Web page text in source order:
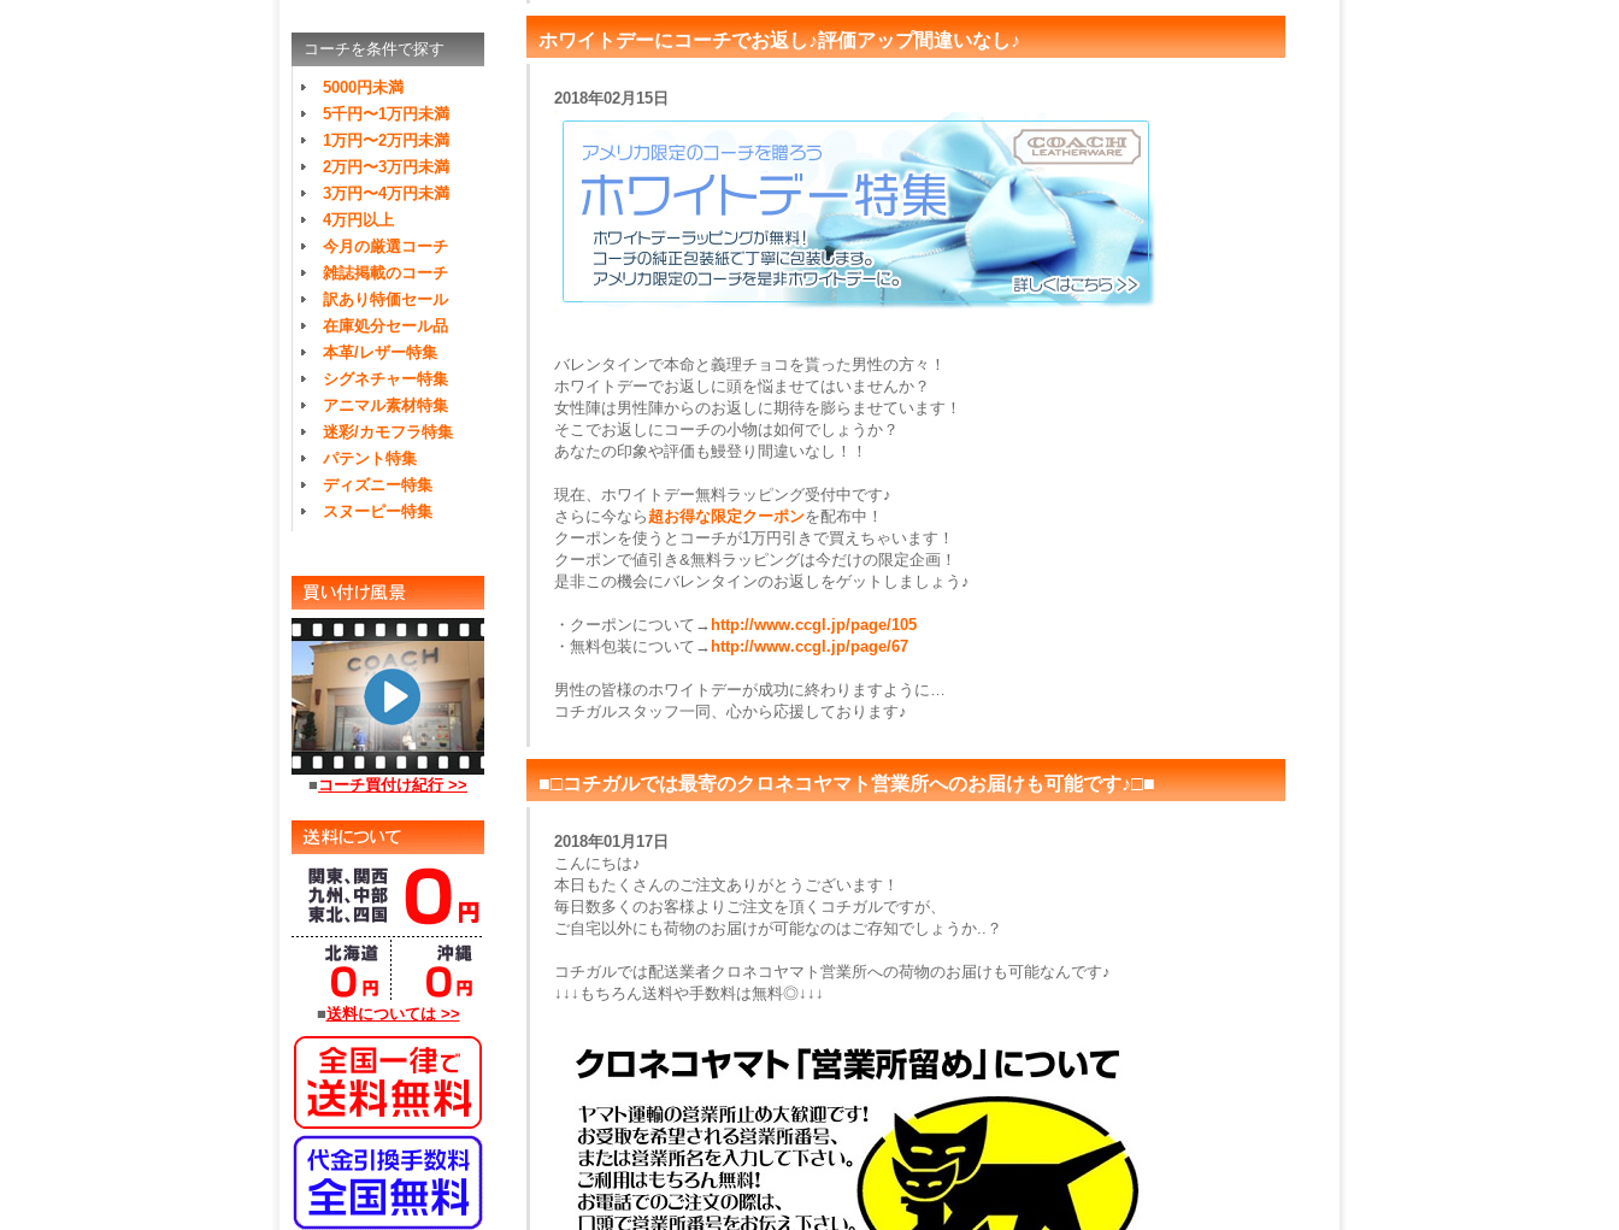
コーチを条件で探す
5000円未満
5千円〜1万円未満
1万円〜2万円未満
2万円〜3万円未満
3万円〜4万円未満
4万円以上
今月の厳選コーチ
雑誌掲載のコーチ
訳あり特価セール
在庫処分セール品
本革/レザー特集
シグネチャー特集
アニマル素材特集
迷彩/カモフラ特集
パテント特集
ディズニー特集
スヌーピー特集
■ コーチ買付け紀行 >>
■送料については >>
ホワイトデーにコーチでお返し♪評価アップ間違いなし♪
2018年02月15日
バレンタインで本命と義理チョコを貰った男性の方々！
ホワイトデーでお返しに頭を悩ませてはいませんか？
女性陣は男性陣からのお返しに期待を膨らませています！
そこでお返しにコーチの小物は如何でしょうか？
あなたの印象や評価も鰻登り間違いなし！！
現在、ホワイトデー無料ラッピング受付中です♪
さらに今なら超お得な限定クーポンを配布中！
クーポンを使うとコーチが1万円引きで買えちゃいます！
クーポンで値引き&無料ラッピングは今だけの限定企画！
是非この機会にバレンタインのお返しをゲットしましょう♪
・クーポンについて→ http://www.ccgl.jp/page/105
・無料包装について→ http://www.ccgl.jp/page/67
男性の皆様のホワイトデーが成功に終わりますように…
コチガルスタッフ一同、心から応援しております♪
■□コチガルでは最寄のクロネコヤマト営業所へのお届けも可能です♪□■
2018年01月17日
こんにちは♪
本日もたくさんのご注文ありがとうございます！
毎日数多くのお客様よりご注文を頂くコチガルですが、
ご自宅以外にも荷物のお届けが可能なのはご存知でしょうか..？
コチガルでは配送業者クロネコヤマト営業所への荷物のお届けも可能なんです♪
↓↓↓もちろん送料や手数料は無料◎↓↓↓